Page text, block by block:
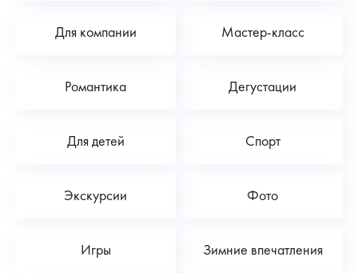
Для компании Мастер-класс
Романтика Дегустации
Для детей Спорт
Экскурсии Фото
Игры Зимние впечатления